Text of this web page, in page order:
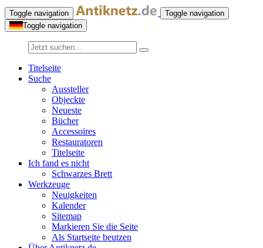
Toggle navigation
Toggle navigation
Toggle navigation
Titelseite
Suche
Aussteller
Objeckte
Neueste
Bücher
Accessoires
Restauratoren
Titelseite
Ich fand es nicht
Schwarzes Brett
Werkzeuge
Neuigkeiten
Kalender
Sitemap
Markieren Sie die Seite
Als Startseite beutzen